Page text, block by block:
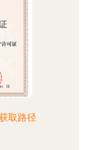
取路径